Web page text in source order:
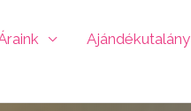
Ajándékutalány